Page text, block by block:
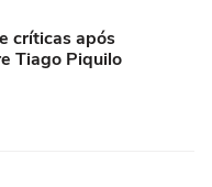
críticas após
Tiago Piquilo